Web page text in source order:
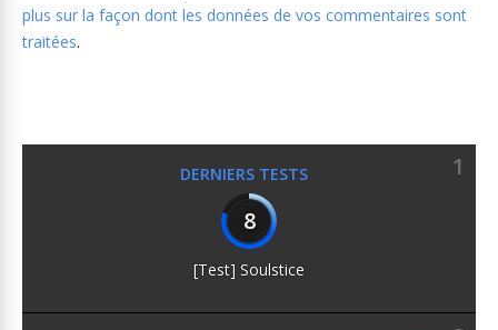
plus sur la façon dont les données de vos commentaires sont
traitées.
DERNIERS TESTS
1
8
[Test] Soulstice